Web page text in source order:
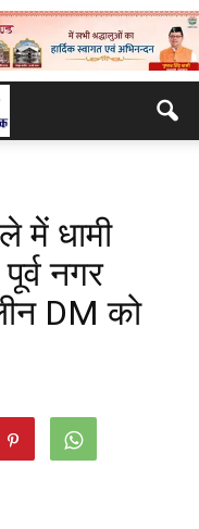
में धामी
नगर
DM को